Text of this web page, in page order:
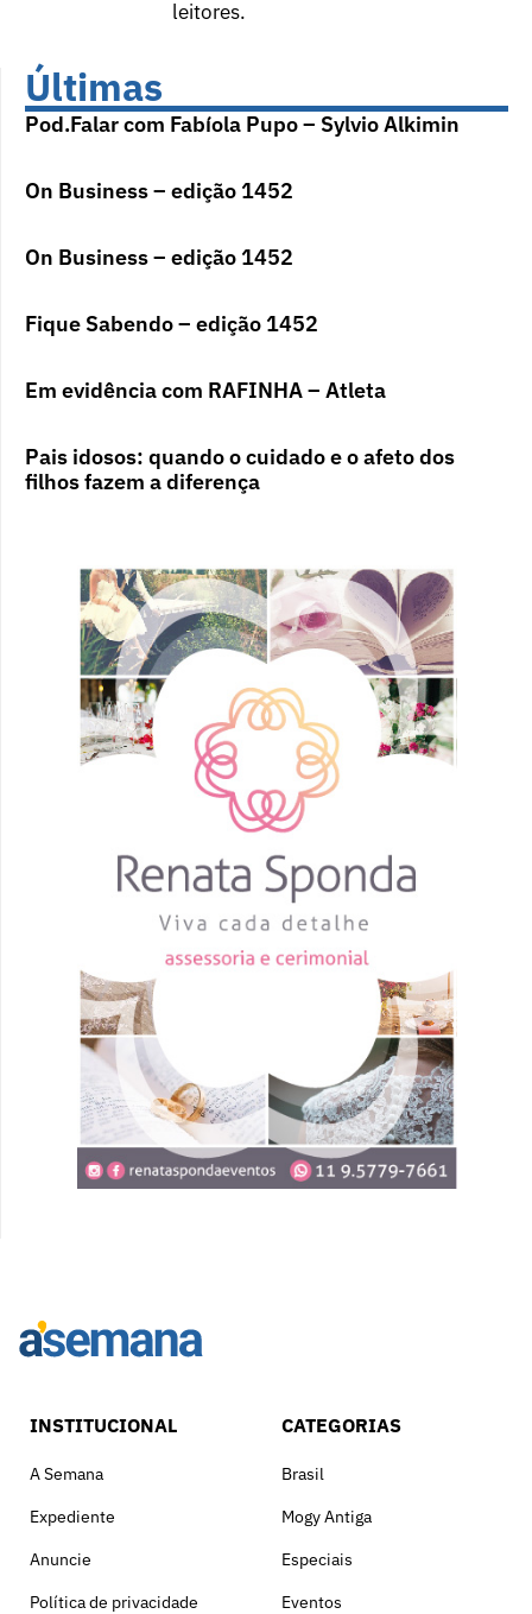
leitores.
Últimas
Pod.Falar com Fabíola Pupo – Sylvio Alkimin
On Business – edição 1452
On Business – edição 1452
Fique Sabendo – edição 1452
Em evidência com RAFINHA – Atleta
Pais idosos: quando o cuidado e o afeto dos
filhos fazem a diferença
INSTITUCIONAL
A Semana
Expediente
Anuncie
Política de privacidade
CATEGORIAS
Brasil
Mogy Antiga
Especiais
Eventos